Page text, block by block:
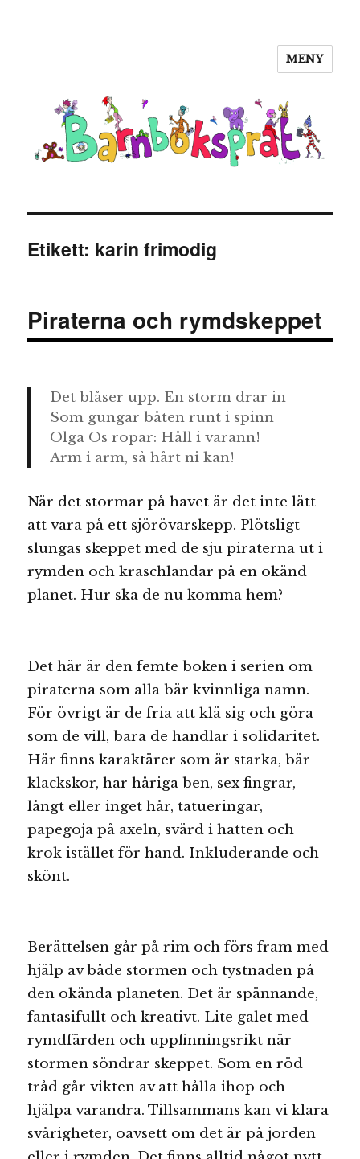
MENY
Etikett: karin frimodig
Piraterna och rymdskeppet
Det blåser upp. En storm drar in
Som gungar båten runt i spinn
Olga Os ropar: Håll i varann!
Arm i arm, så hårt ni kan!
När det stormar på havet är det inte lätt
att vara på ett sjörövarskepp. Plötsligt
slungas skeppet med de sju piraterna ut i
rymden och kraschlandar på en okänd
planet. Hur ska de nu komma hem?
Det här är den femte boken i serien om
piraterna som alla bär kvinnliga namn.
För övrigt är de fria att klä sig och göra
som de vill, bara de handlar i solidaritet.
Här finns karaktärer som är starka, bär
klackskor, har håriga ben, sex fingrar,
långt eller inget hår, tatueringar,
papegoja på axeln, svärd i hatten och
krok istället för hand. Inkluderande och
skönt.
Berättelsen går på rim och förs fram med
hjälp av både stormen och tystnaden på
den okända planeten. Det är spännande,
fantasifullt och kreativt. Lite galet med
rymdfärden och uppfinningsrikt när
stormen söndrar skeppet. Som en röd
tråd går vikten av att hålla ihop och
hjälpa varandra. Tillsammans kan vi klara
svårigheter, oavsett om det är på jorden